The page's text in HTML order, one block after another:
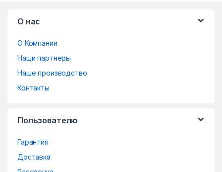
О нас
О Компании
Наши партнеры
Наше производство
Контакты
Пользователю
Гарантия
Доставка